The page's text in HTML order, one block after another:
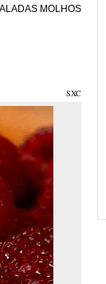
MOLHOS
SXC